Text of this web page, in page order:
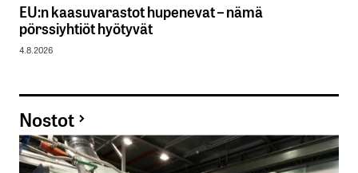
EU:n kaasuvarastot hupenevat – nämä
pörssiyhtiöt hyötyvät
4.8.2026
Nostot